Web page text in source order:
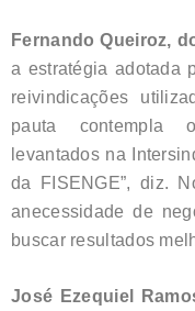
Fernando Queiroz,
a estratégia adotada
reivindicações
pauta contempla
levantados na
da FISENGE”, diz.
anecessidade de
buscar resultados
José Ezequiel